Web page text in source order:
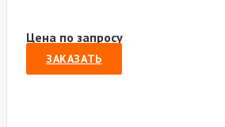
Цена по запросу
ЗАКАЗАТЬ